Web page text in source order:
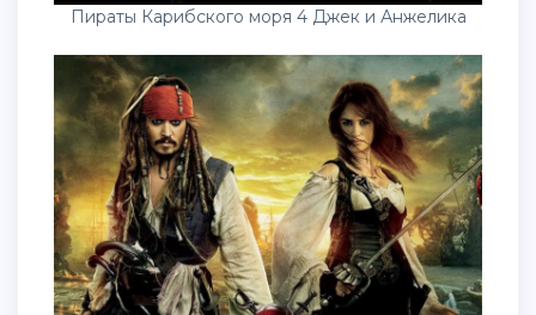
Пираты Карибского моря 4 Джек и Анжелика